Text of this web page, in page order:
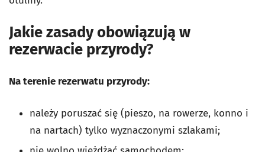
Jakie zasady obowiązują w
rezerwacie przyrody?
Na terenie rezerwatu przyrody:
należy poruszać się (pieszo, na rowerze, konno i
na nartach) tylko wyznaczonymi szlakami;